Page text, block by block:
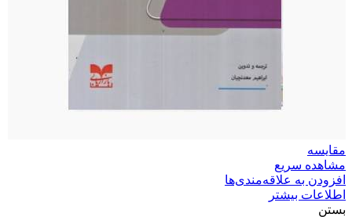
مقایسه
مشاهده سریع
افزودن به علاقه‌مندی‌ها
اطلاعات بیشتر
بستن